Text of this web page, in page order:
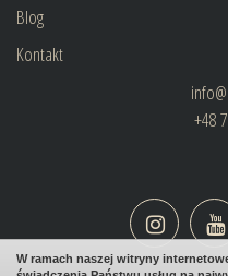
Blog
Kontakt
+48
W ramach naszej witryny